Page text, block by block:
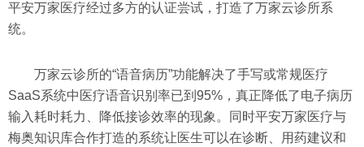
平安万家医疗经过多方的认证尝试，打造了万家云诊所系
统。
万家云诊所的“语音病历”功能解决了手写或常规医疗
SaaS系统中医疗语音识别率已到95%，真正降低了电子病历
输入耗时耗力、降低接诊效率的现象。同时平安万家医疗与
梅奥知识库合作打造的系统让医生可以在诊断、用药建议和